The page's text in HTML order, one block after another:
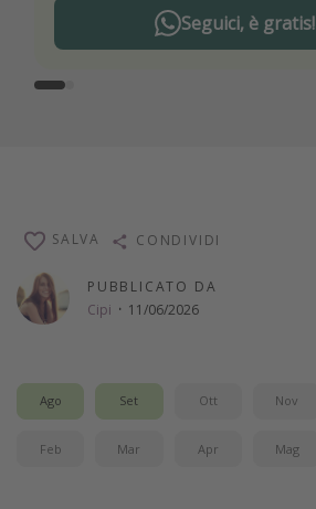
Seguici, è gratis!
PUBBLICATO DA
Cipi · 11/06/2026
SALVA CONDIVIDI
Ago Set Ott Nov
Feb Mar Apr Mag